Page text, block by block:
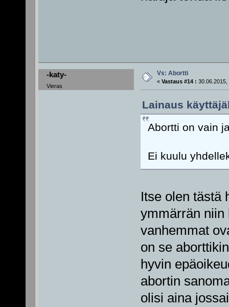
-katy-
Vieras
Vs: Abortti
« Vastaus #14 : 30.06.2015,
Lainaus
Abortti on vain
Ei kuulu
Itse olen tästä
ymmärrän niin
vanhemmat
on se
hyvin
abortin
olisi aina